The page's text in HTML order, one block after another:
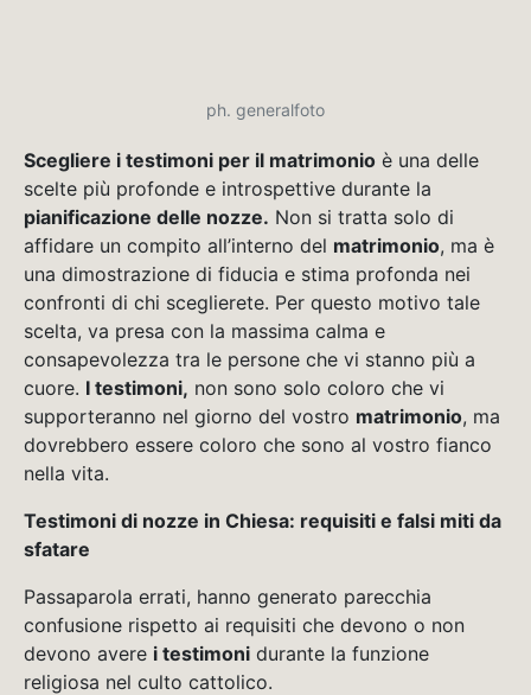
ph. generalfoto
Scegliere i testimoni per il matrimonio è una delle
scelte più profonde e introspettive durante la
pianificazione delle nozze. Non si tratta solo di
affidare un compito all’interno del matrimonio, ma è
una dimostrazione di fiducia e stima profonda nei
confronti di chi sceglierete. Per questo motivo tale
scelta, va presa con la massima calma e
consapevolezza tra le persone che vi stanno più a
cuore. I testimoni, non sono solo coloro che vi
supporteranno nel giorno del vostro matrimonio, ma
dovrebbero essere coloro che sono al vostro fianco
nella vita.
Testimoni di nozze in Chiesa: requisiti e falsi miti da
sfatare
Passaparola errati, hanno generato parecchia
confusione rispetto ai requisiti che devono o non
devono avere i testimoni durante la funzione
religiosa nel culto cattolico.